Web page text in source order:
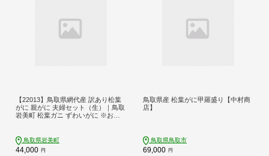
【22013】鳥取県網代産 訳あり松葉
がに 親がに 夫婦セット（生）｜鳥取
岩美町 松葉ガニ ずわいがに ※お届
鳥取県岩美町
44,000 円
鳥取県産 松葉がに甲羅盛り【中村商
店】
鳥取県鳥取市
69,000 円